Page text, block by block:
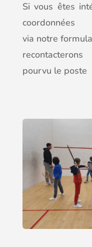
Si vous êtes
coordonnées
via notre
pourvu le poste